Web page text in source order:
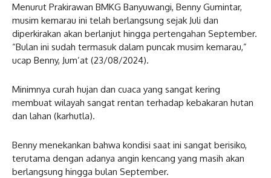
Menurut Prakirawan BMKG Banyuwangi, Benny Gumintar,
musim kemarau ini telah berlangsung sejak Juli dan
diperkirakan akan berlanjut hingga pertengahan September.
“Bulan ini sudah termasuk dalam puncak musim kemarau,”
ucap Benny, Jum’at (23/08/2024).
Minimnya curah hujan dan cuaca yang sangat kering
membuat wilayah sangat rentan terhadap kebakaran hutan
dan lahan (karhutla).
Benny menekankan bahwa kondisi saat ini sangat berisiko,
terutama dengan adanya angin kencang yang masih akan
berlangsung hingga bulan September.